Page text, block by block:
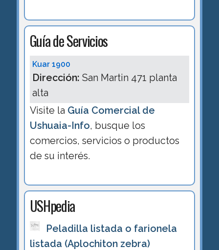
Guía de Servicios
Kuar 1900
Dirección: San Martin 471 planta
alta
Visite la Guía Comercial de
Ushuaia-Info, busque los
comercios, servicios o productos
de su interés.
USHpedia
Peladilla listada o farionela
listada (Aplochiton zebra)